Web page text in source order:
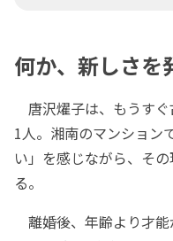
何か、新しさを
唐沢燿子は、もうす
1人。湘南のマンション
い」を感じながら、そ
る。
離婚後、年齢より才